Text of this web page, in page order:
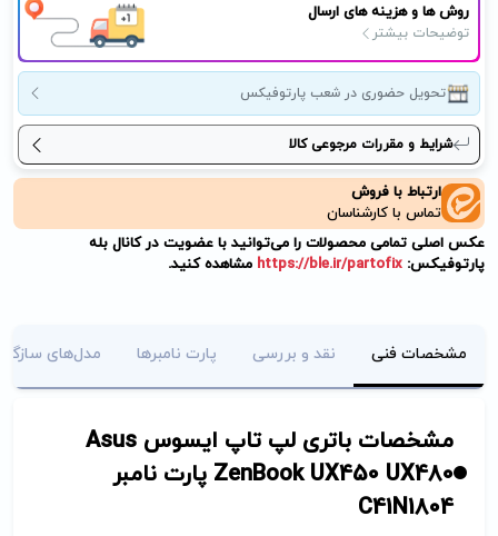
روش ها و هزینه های ارسال
توضیحات بیشتر
تحویل حضوری در شعب پارتوفیکس
شرایط و مقررات مرجوعی کالا
ارتباط با فروش
تماس با کارشناسان
عکس اصلی تمامی محصولات را می‌توانید با عضویت در کانال بله
پارتوفیکس: https://ble.ir/partofix مشاهده کنید.
مشخصات فنی نقد و بررسی پارت نامبرها مدل‌های سازگار
مشخصات باتری لپ تاپ ایسوس Asus
ZenBook UX450 UX480 پارت نامبر
C41N1804